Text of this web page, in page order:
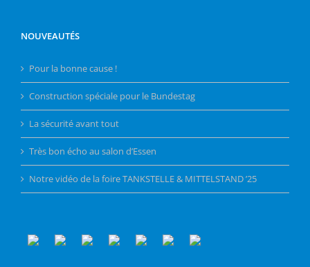
NOUVEAUTÉS
Pour la bonne cause !
Construction spéciale pour le Bundestag
La sécurité avant tout
Très bon écho au salon d’Essen
Notre vidéo de la foire TANKSTELLE & MITTELSTAND ’25